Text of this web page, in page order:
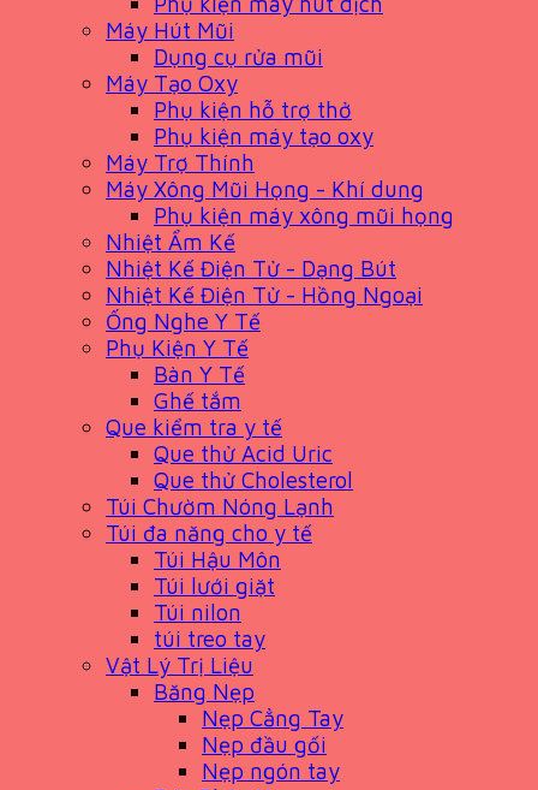
Máy Hút Mũi
Dụng cụ rửa mũi
Máy Tạo Oxy
Phụ kiện hỗ trợ thở
Phụ kiện máy tạo oxy
Máy Trợ Thính
Máy Xông Mũi Họng - Khí dung
Phụ kiện máy xông mũi họng
Nhiệt Ẩm Kế
Nhiệt Kế Điện Tử - Dạng Bút
Nhiệt Kế Điện Tử - Hồng Ngoại
Ống Nghe Y Tế
Phụ Kiện Y Tế
Bàn Y Tế
Ghế tắm
Que kiểm tra y tế
Que thử Acid Uric
Que thử Cholesterol
Túi Chườm Nóng Lạnh
Túi đa năng cho y tế
Túi Hậu Môn
Túi lưới giặt
Túi nilon
túi treo tay
Vật Lý Trị Liệu
Băng Nẹp
Nẹp Cẳng Tay
Nẹp đầu gối
Nẹp ngón tay